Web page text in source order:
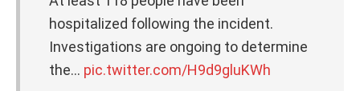
hospitalized following the incident.
Investigations are ongoing to determine
the… pic.twitter.com/H9d9gluKWh